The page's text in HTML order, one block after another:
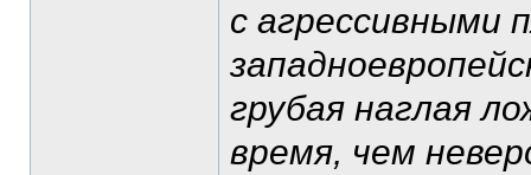
с агрессивными
грубая наглая
время, чем